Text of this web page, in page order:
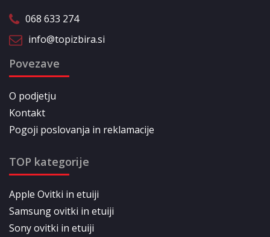
068 633 274
info@topizbira.si
Povezave
O podjetju
Kontakt
Pogoji poslovanja in reklamacije
TOP kategorije
Apple Ovitki in etuiji
Samsung ovitki in etuiji
Sony ovitki in etuiji